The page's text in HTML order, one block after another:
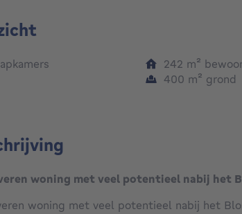
242 m²
400 m² grond
woning met veel potentieel nabij het
woning met veel potentieel nabij het